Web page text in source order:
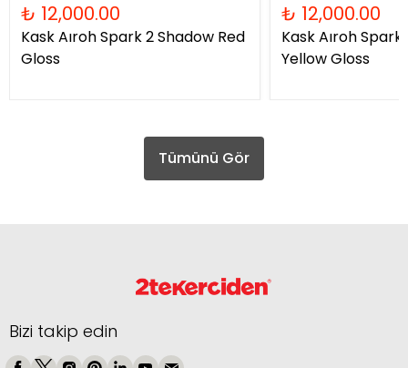
₺ 12,000.00
Kask Aıroh Spark 2 Shadow Red
Gloss
₺ 12,000.00
Kask Aıroh
Yellow Gloss
Tümünü Gör
Bizi takip edin